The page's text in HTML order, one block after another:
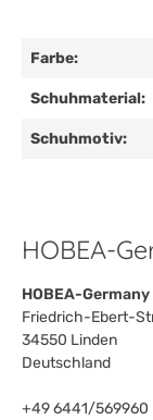
Farbe:
Schuhmaterial:
Schuhmotiv:
HOBEA-
HOBEA-Germany
Friedrich-Ebert-
34550 Linden
Deutschland
+49 6441/569960